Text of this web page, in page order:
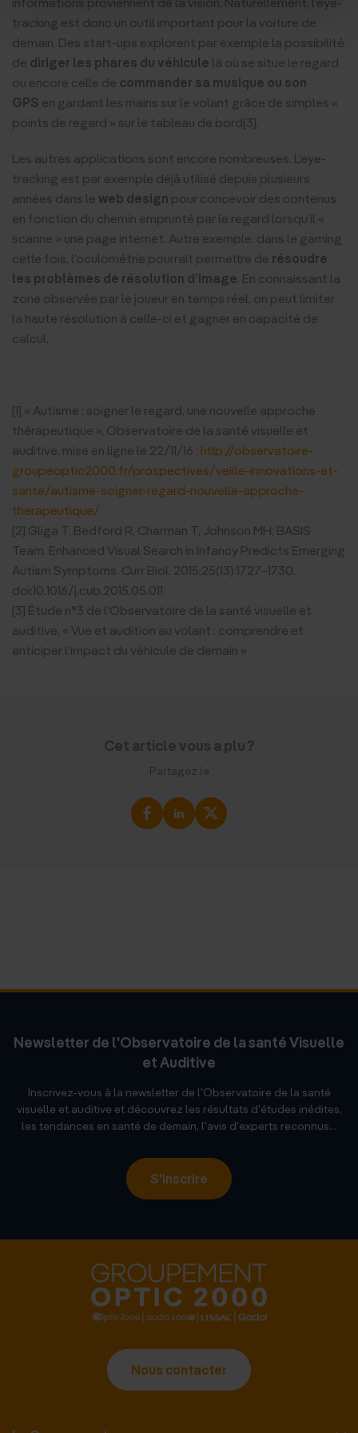
tracking est donc un outil important pour la voiture de
demain. Des start-ups explorent par exemple la possibilité
de diriger les phares du véhicule là où se situe le regard
ou encore celle de commander sa musique ou son
GPS en gardant les mains sur le volant grâce de simples «
points de regard » sur le tableau de bord[3].
Les autres applications sont encore nombreuses. L’eye-
tracking est par exemple déjà utilisé depuis plusieurs
années dans le web design pour concevoir des contenus
en fonction du chemin emprunté par le regard lorsqu’il «
scanne » une page internet. Autre exemple, dans le gaming
cette fois, l’oculométrie pourrait permettre de résoudre
les problèmes de résolution d’image . En connaissant la
zone observée par le joueur en temps réel, on peut limiter
la haute résolution à celle-ci et gagner en capacité de
calcul.
[1] « Autisme : soigner le regard, une nouvelle approche
thérapeutique », Observatoire de la santé visuelle et
auditive, mise en ligne le 22/11/16 : http://observatoire-
groupeoptic2000.fr/prospectives/veille-innovations-et-
sante/autisme-soigner-regard-nouvelle-approche-
therapeutique/
[2] Gliga T, Bedford R, Charman T, Johnson MH; BASIS
Team. Enhanced Visual Search in Infancy Predicts Emerging
Autism Symptoms. Curr Biol. 2015;25(13):1727–1730.
doi:10.1016/j.cub.2015.05.011
[3] Étude n°3 de l’Observatoire de la santé visuelle et
auditive, « Vue et audition au volant : comprendre et
anticiper l’impact du véhicule de demain »
Cet article vous a plu ?
Partagez le
Nous contacter
Newsletter de l'Observatoire de la santé Visuelle
et Auditive
Inscrivez-vous à la newsletter de l'Observatoire de la santé
visuelle et auditive et découvrez les résultats d'études inédites,
les tendances en santé de demain, l'avis d'experts reconnus...
S'inscrire